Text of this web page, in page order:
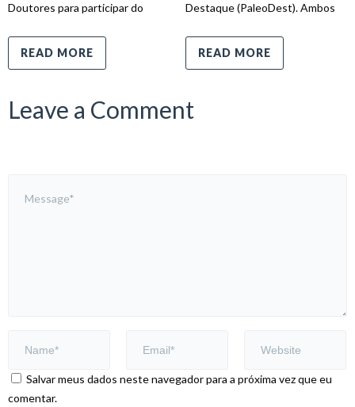
Doutores para participar do
READ MORE
Destaque (PaleoDest). Ambos
READ MORE
Leave a Comment
Salvar meus dados neste navegador para a próxima vez que eu
comentar.